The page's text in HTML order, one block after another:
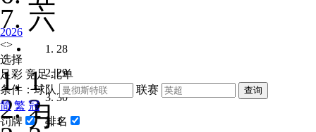
六
28
29
30
1
2026
<>
1
月
2
选择
足彩 竞足 北单
条件：球队
联赛
简 繁 冠
罚牌
排名